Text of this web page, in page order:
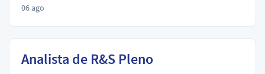
06 ago
Analista de R&S Pleno